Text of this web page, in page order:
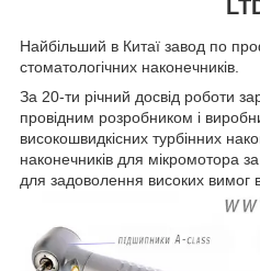
Найбільший в Китаї завод по
стоматологічних наконечників.
За 20-ти річний досвід роботи
провідним розробником і
високошвидкісних турбінних
наконечників для мікромотора
для задоволення високих вимог в